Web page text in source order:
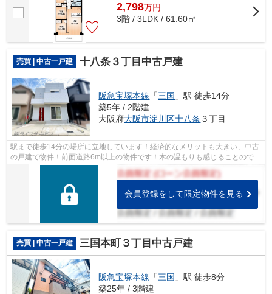
2,798万円
3階 / 3LDK / 61.60㎡
売買 | 中古一戸建 十八条３丁目中古戸建
阪急宝塚本線 「三国 」駅 徒歩14分
築5年 / 2階建
大阪府大阪市淀川区十八条 ３丁目
駅まで徒歩14分の場所に立地しています！経済的なメリットも大きい、中古
の戸建て物件！前面道路6m以上の物件です！木の温もりも感じることのでき
る、令和2年4月築の物件となります！...
会員登録をして限定物件を見る
売買 | 中古一戸建 三国本町３丁目中古戸建
阪急宝塚本線 「三国 」駅 徒歩8分
築25年 / 3階建